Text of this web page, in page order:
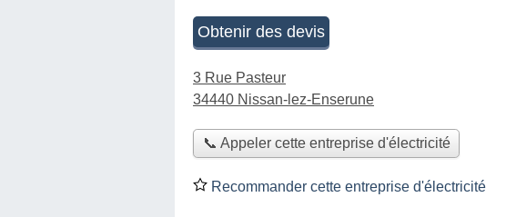
Obtenir des devis
3 Rue Pasteur
34440 Nissan-lez-Enserune
📞 Appeler cette entreprise d'électricité
Recommander cette entreprise d'électricité